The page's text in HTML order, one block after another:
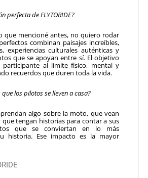
perfecta de FLYTORIDE?
que mencioné antes, no quiero rodar
combinan paisajes increíbles,
experiencias culturales auténticas y
que se apoyan entre sí. El objetivo
participante al límite físico, mental y
recuerdos que duren toda la vida.
que los pilotos se lleven a casa?
algo sobre la moto, que vean
que tengan historias para contar a sus
que se conviertan en lo más
historia. Ese impacto es la mayor